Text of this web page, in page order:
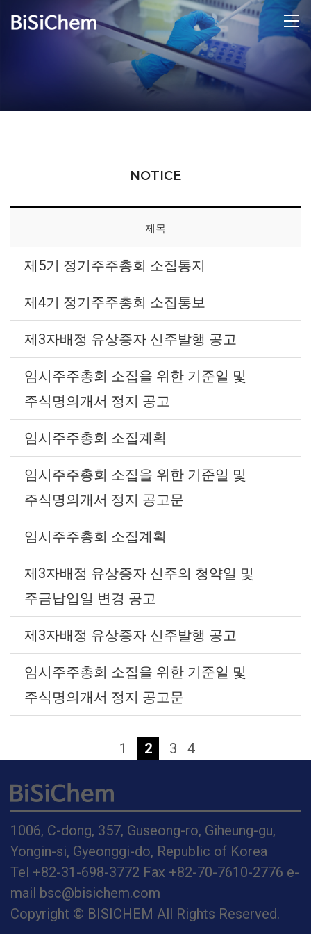
NOTICE
제목
제5기 정기주주총회 소집통지
제4기 정기주주총회 소집통보
제3자배정 유상증자 신주발행 공고
임시주주총회 소집을 위한 기준일 및
주식명의개서 정지 공고
임시주주총회 소집계획
임시주주총회 소집을 위한 기준일 및
주식명의개서 정지 공고문
임시주주총회 소집계획
제3자배정 유상증자 신주의 청약일 및
주금납입일 변경 공고
제3자배정 유상증자 신주발행 공고
임시주주총회 소집을 위한 기준일 및
주식명의개서 정지 공고문
1 2 3 4
1006, C-dong, 357, Guseong-ro, Giheung-gu,
Yongin-si, Gyeonggi-do, Republic of Korea
Tel +82-31-698-3772 Fax +82-70-7610-2776 e-
mail bsc@bisichem.com
Copyright © BISICHEM All Rights Reserved.